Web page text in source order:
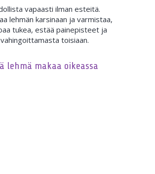
vapaasti ilman esteitä.
lehmän karsinaan ja varmistaa,
tukea, estää painepisteet ja
toisiaan.
lehmä makaa oikeassa